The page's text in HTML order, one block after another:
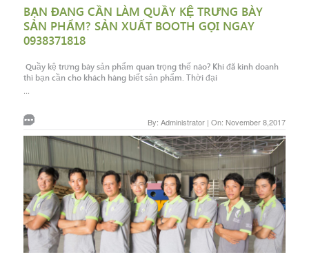
BẠN ĐANG CẦN LÀM QUẦY KỆ TRƯNG BÀY
SẢN PHẨM? SẢN XUẤT BOOTH GỌI NGAY
0938371818
Quầy kệ trưng bày sản phẩm quan trọng thế nào? Khi đã kinh doanh
thì bạn cần cho khách hàng biết sản phẩm. Thời đại
By: Administrator | On: November 8,2017